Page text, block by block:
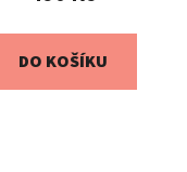
DO KOŠÍKU